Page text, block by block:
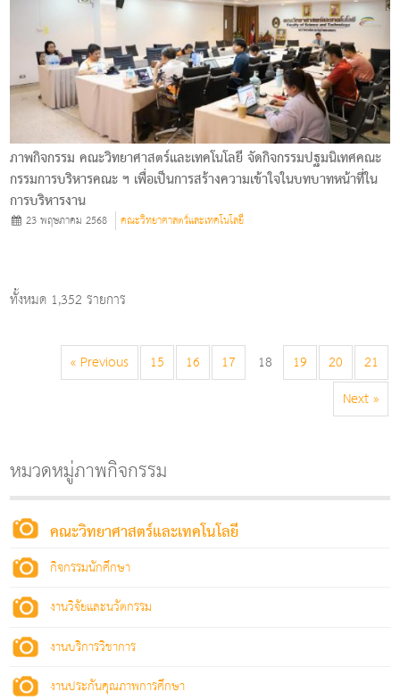
ภาพกิจกรรม คณะวิทยาศาสตร์และเทคโนโลยี จัดกิจกรรมปฐมนิเทศคณะ
กรรมการบริหารคณะ ฯ เพื่อเป็นการสร้างความเข้าใจในบทบาทหน้าที่ใน
การบริหารงาน
23 พฤษภาคม 2568 คณะวิทยาศาสตร์และเทคโนโลยี
ทั้งหมด 1,352 รายการ
« Previous 15 16 17 18 19 20
21
Next »
หมวดหมู่ภาพกิจกรรม
คณะวิทยาศาสตร์และเทคโนโลยี
กิจกรรมนักศึกษา
งานวิจัยและนวัตกรรม
งานบริการวิชาการ
งานประกันคุณภาพการศึกษา